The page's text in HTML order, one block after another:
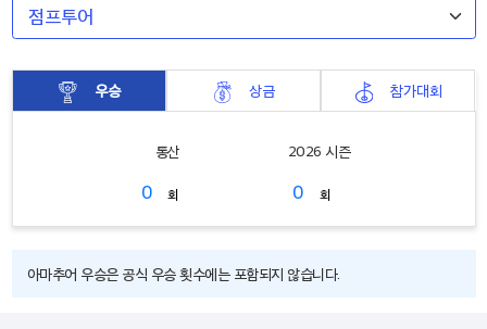
우승 상금 참가대회
통산
0 회
2026 시즌
0 회
아마추어 우승은 공식 우승 횟수에는 포함되지 않습니다.